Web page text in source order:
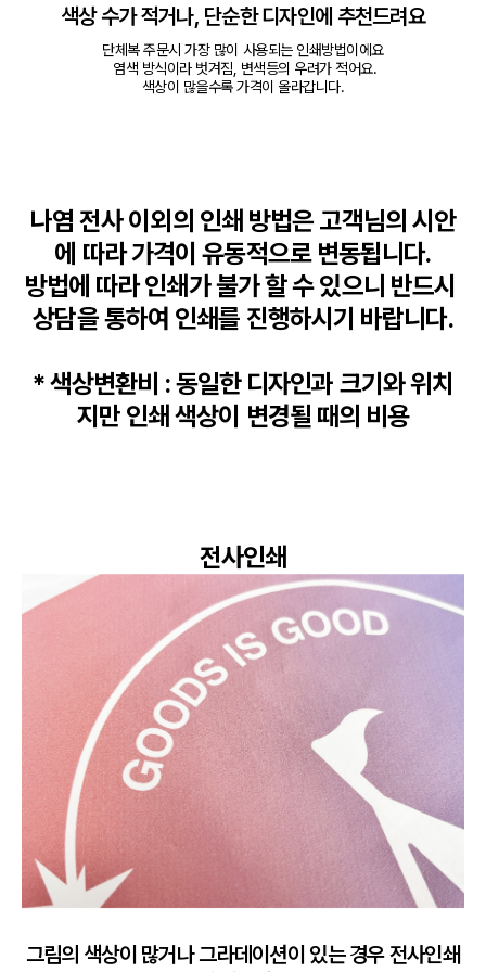
색상 수가 적거나, 단순한 디자인에 추천드려요
단체복 주문시 가장 많이 사용되는 인쇄방법이에요
색상이 많을수록 가격이 올라갑니다.
나염 전사 이외의 인쇄 방법은 고객님의 시안
에 따라 가격이 유동적으로 변동됩니다.
방법에 따라 인쇄가 불가 할 수 있으니 반드시
상담을 통하여 인쇄를 진행하시기 바랍니다.
* 색상변환비 : 동일한 디자인과 크기와 위치
지만 인쇄 색상이 변경될 때의 비용
전사인쇄
그림의 색상이 많거나 그라데이션이 있는 경우 전사인쇄